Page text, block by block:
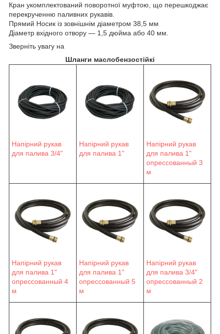
Кран укомплектований поворотної муфтою, що перешкоджає
перекрученню паливних рукавів.
Прямий Носик із зовнішнім діаметром 38,5 мм
Діаметр вхідного отвору — 1,5 дюйма або 40 мм.
Зверніть увагу на
Шланги маслобензостійкі
Напірний рукав
для палива 3/4"
Напірний рукав
для палива 1"
Напірний рукав
для палива 1"
опрессованный 3
м
Напірний рукав
для палива 1"
опрессованный 4
м
Напірний рукав
для палива 1"
опрессованный 5
м
Напірний рукав
для палива 3/4"
опрессованный 2
м